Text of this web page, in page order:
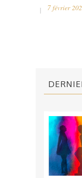
7 février